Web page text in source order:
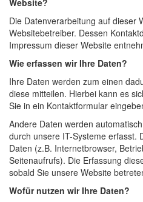
Website?
Die Datenverarbeitung auf dieser
Websitebetreiber. Dessen
Impressum dieser Website
Wie erfassen wir Ihre Daten?
Ihre Daten werden zum einen
diese mitteilen. Hierbei kann es
Sie in ein Kontaktformular
Andere Daten werden
durch unsere IT-Systeme erfasst.
Daten (z.B. Internetbrowser,
Seitenaufrufs). Die Erfassung
sobald Sie unsere Website
Wofür nutzen wir Ihre Daten?